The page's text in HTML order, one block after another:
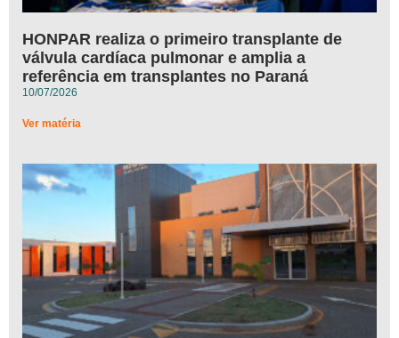
HONPAR realiza o primeiro transplante de
válvula cardíaca pulmonar e amplia a
referência em transplantes no Paraná
10/07/2026
Ver matéria